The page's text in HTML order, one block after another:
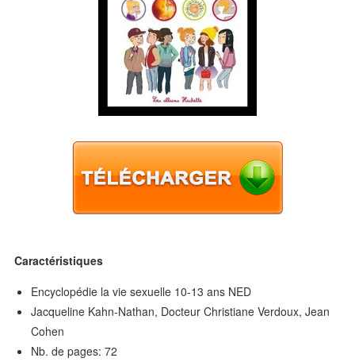
Caractéristiques
Encyclopédie la vie sexuelle 10-13 ans NED
Jacqueline Kahn-Nathan, Docteur Christiane Verdoux, Jean
Cohen
Nb. de pages: 72